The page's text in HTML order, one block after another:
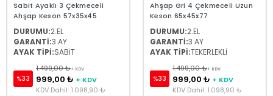
Sabit Ayaklı 3 Çekmeceli
Ahşap Keson 57x35x45
DURUMU:2.EL
GARANTİ:3 AY
AYAK TİPİ:SABİT
%33
1.499,00 ₺+ KDV
999,00 ₺ + KDV
KDV Dahil: 1.098,90 ₺
Ahşap Gri 4 Çekmeceli Uzun
Keson 65x45x77
DURUMU:2.EL
GARANTİ:3 AY
AYAK TİPİ:TEKERLEKLİ
%33
1.499,00 ₺+ KDV
999,00 ₺ + KDV
KDV Dahil: 1.098,90 ₺